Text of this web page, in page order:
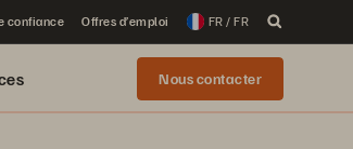
confiance Offres d’emploi FR / FR
Nous contacter